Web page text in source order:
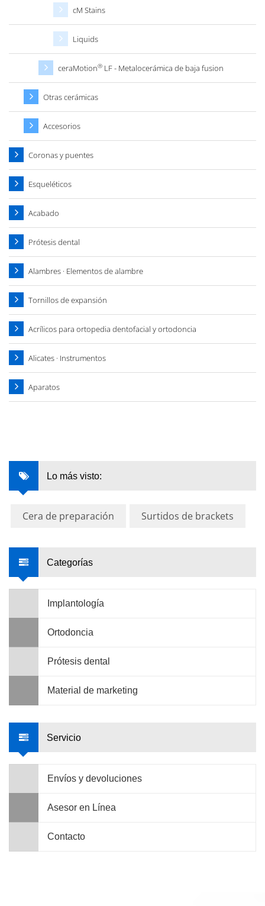
cM Stains
Liquids
ceraMotion® LF - Metalocerámica de baja fusion
Otras cerámicas
Accesorios
Coronas y puentes
Esqueléticos
Acabado
Prótesis dental
Alambres · Elementos de alambre
Tornillos de expansión
Acrílicos para ortopedia dentofacial y ortodoncia
Alicates · Instrumentos
Aparatos
Lo más visto:
Cera de preparación Surtidos de brackets
Categorías
Implantología
Ortodoncia
Prótesis dental
Material de marketing
Servicio
Envíos y devoluciones
Asesor en Línea
Contacto